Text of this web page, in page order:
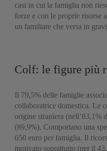
casi in cui la famiglia non
forze e con le proprie risorse
un familiare che versa in
Colf: le figure più
Il 79,5% delle famiglie
collaboratrice domestica. Le
origine straniera (nell’83,1%
(89,9%). Comportano una
650 euro per famiglia. Il
motivato soprattutto (per il